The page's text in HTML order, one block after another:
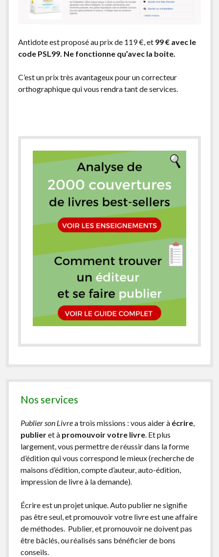
Antidote est proposé au prix de 119 €, et 99 € avec le
code PSL99. Ne fonctionne qu’avec la boite.
C’est un prix très avantageux pour un correcteur
orthographique qui vous rendra tant de services.
Nos services
Publier son Livrea trois missions : vous aider à écrire
publieret à promouvoir votre livre . Et plus
largement, vous permettre de réussir dans la forme
d’édition qui vous correspond le mieux (recherche de
maisons d’édition, compte d’auteur, auto-édition,
impression de livre à la demande).
Écrire est un projet unique. Auto publier ne signifie
pas être seul, et promouvoir votre livre est une affaire
de méthodes. Publier, et promouvoir ne doivent pas
être bâclés, ou réalisés sans bénéficier de bons
conseils.